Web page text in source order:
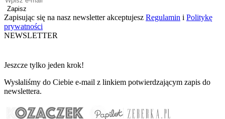
Zapisz
Zapisując się na nasz newsletter akceptujesz Regulamin i Politykę
prywatności
NEWSLETTER
Jeszcze tylko jeden krok!
Wysłaliśmy do Ciebie e-mail z linkiem potwierdzającym zapis do
newslettera.